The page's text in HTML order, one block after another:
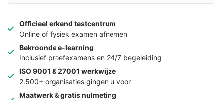
Officieel erkend testcentrum
Online of fysiek examen afnemen
Bekroonde e-learning
Inclusief proefexamens en 24/7 begeleiding
ISO 9001 & 27001 werkwijze
2.500+ organisaties gingen u voor
Maatwerk & gratis nulmeting